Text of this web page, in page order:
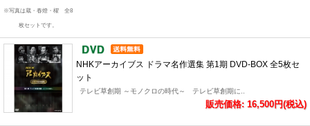
※写真は蔵・春燈・櫂 全8
枚セットです。
NHKアーカイブス ドラマ名作選集 第1期 DVD-BOX 全5枚セ
ット
テレビ草創期 ～モノクロの時代～ テレビ草創期に..
販売価格: 16,500円(税込)